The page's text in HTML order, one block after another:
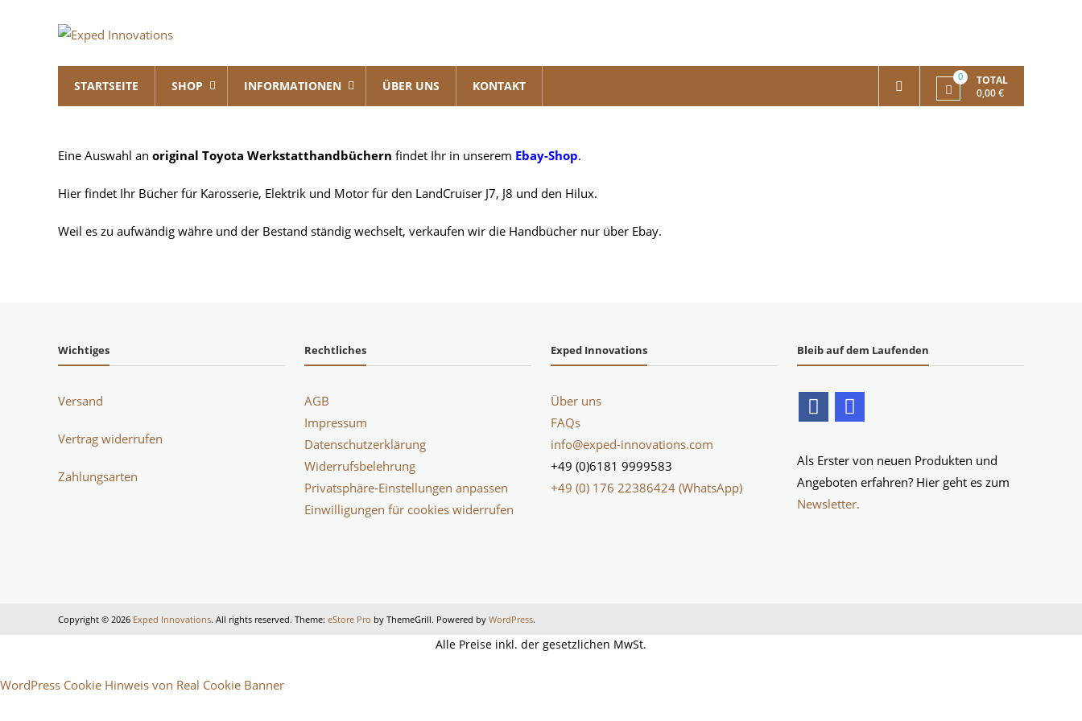
Exped
Innovations
Solutions
for
Overland
STARTSEITE SHOP INFORMATIONEN ÜBER UNS KONTAKT
0
TOTAL
0,00 €
Eine Auswahl an original Toyota Werkstatthandbüchern findet Ihr in unserem Ebay-Shop.
Hier findet Ihr Bücher für Karosserie, Elektrik und Motor für den LandCruiser J7, J8 und den Hilux.
Weil es zu aufwändig währe und der Bestand ständig wechselt, verkaufen wir die Handbücher nur über Ebay.
Wichtiges
Versand
Vertrag widerrufen
Zahlungsarten
Rechtliches
AGB
Impressum
Datenschutzerklärung
Widerrufsbelehrung
Privatsphäre-Einstellungen anpassen
Einwilligungen für cookies widerrufen
Exped Innovations
Über uns
FAQs
info@exped-innovations.com
+49 (0)6181 9999583
+49 (0) 176 22386424 (WhatsApp)
Bleib auf dem Laufenden
Als Erster von neuen Produkten und
Angeboten erfahren? Hier geht es zum
Newsletter.
Copyright © 2026 Exped Innovations. All rights reserved. Theme: eStore Pro by ThemeGrill. Powered by WordPress.
Alle Preise inkl. der gesetzlichen MwSt.
WordPress Cookie Hinweis von Real Cookie Banner